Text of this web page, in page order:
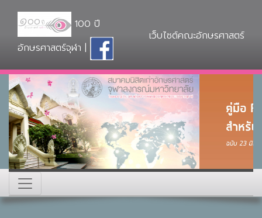
100 ปี
อักษรศาสตร์จุฬา |
เว็บไซต์คณะอักษรศาสตร์